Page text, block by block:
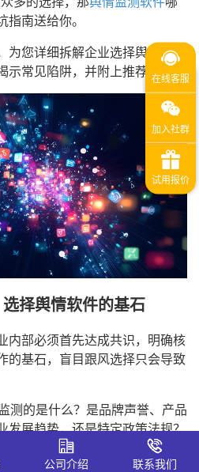
南送给你。
您详细拆解企业选择舆情监测
示常见陷阱，并附上推荐名单。
择舆情软件的基石
内部必须首先达成共识，明确核
的基石，盲目跟风选择只会导致
测的是什么？是品牌声誉、产品
发展趋势，还是特定政策法规？
公司介绍 联系我们